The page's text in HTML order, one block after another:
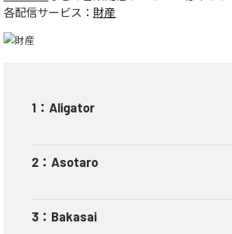
各配信サービス： 財産
1 ： Aligator
2 ： Asotaro
3 ： Bakasai